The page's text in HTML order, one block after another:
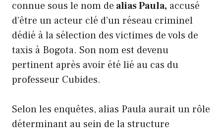
connue sous le nom de alias Paula, accusé
d’être un acteur clé d’un réseau criminel
dédié à la sélection des victimes de vols de
taxis à Bogota. Son nom est devenu
pertinent après avoir été lié au cas du
professeur Cubides.
Selon les enquêtes, alias Paula aurait un rôle
déterminant au sein de la structure